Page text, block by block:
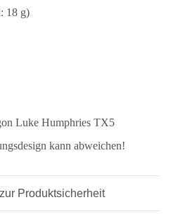
18 g)
Luke Humphries TX5
kann abweichen!
Produktsicherheit